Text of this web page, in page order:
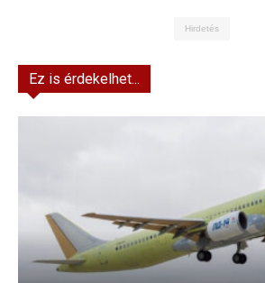
Hirdetés
Ez is érdekelhet...